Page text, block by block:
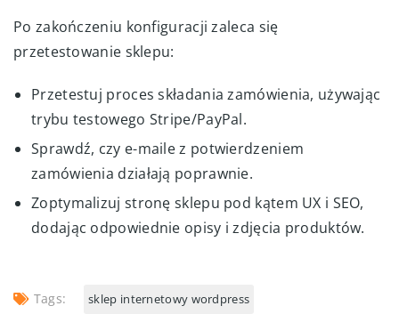
Po zakończeniu konfiguracji zaleca się
przetestowanie sklepu:
Przetestuj proces składania zamówienia, używając
trybu testowego Stripe/PayPal.
Sprawdź, czy e-maile z potwierdzeniem
zamówienia działają poprawnie.
Zoptymalizuj stronę sklepu pod kątem UX i SEO,
dodając odpowiednie opisy i zdjęcia produktów.
Tags: sklep internetowy wordpress